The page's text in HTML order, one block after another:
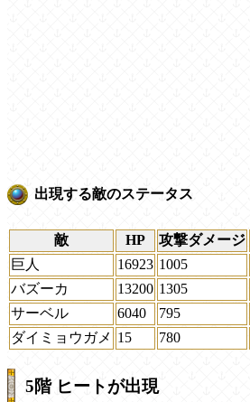
出現する敵のステータス
敵 HP 攻撃ダメージ
巨人
16923 1005
バズーカ
13200 1305
サーベル
6040 795
ダイミョウガメ 15 780
5階 ヒートが出現